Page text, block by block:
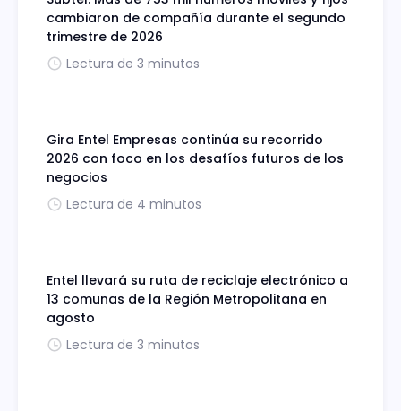
cambiaron de compañía durante el segundo
trimestre de 2026
Lectura de 3 minutos
Gira Entel Empresas continúa su recorrido
2026 con foco en los desafíos futuros de los
negocios
Lectura de 4 minutos
Entel llevará su ruta de reciclaje electrónico a
13 comunas de la Región Metropolitana en
agosto
Lectura de 3 minutos